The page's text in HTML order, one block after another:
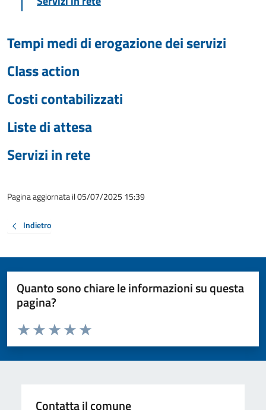
Tempi medi di erogazione dei servizi
Class action
Costi contabilizzati
Liste di attesa
Servizi in rete
Pagina aggiornata il 05/07/2025 15:39
Indietro
Quanto sono chiare le informazioni su questa
pagina?
Valuta da 1 a 5 stelle la pagina
Valuta 5 stelle su 5
Valuta 4 stelle su 5
Valuta 3 stelle su 5
Valuta 2 stelle su 5
Valuta 1 stelle su 5
Contatta il comune